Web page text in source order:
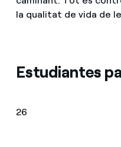
la qualitat de vida de
Estudiantes
26